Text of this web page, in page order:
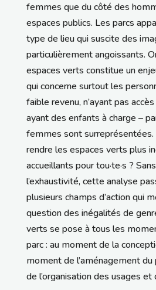
femmes que du côté des
espaces publics. Les parcs
type de lieu qui suscite des
particulièrement angoissants.
espaces verts constitue un
qui concerne surtout les
faible revenu, n’ayant pas
ayant des enfants à charge –
femmes sont
rendre les espaces verts plus
accueillants pour tou·te·s ?
l’exhaustivité, cette analyse
plusieurs champs d’action qui
question des inégalités de
verts se pose à tous les
parc : au moment de la
moment de l’aménagement
de l’organisation des usages et